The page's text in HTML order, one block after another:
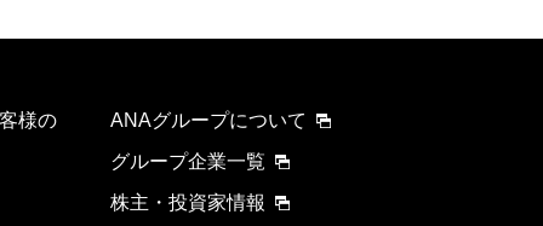
様の
ANAグループについて
グループ企業一覧
株主・投資家情報